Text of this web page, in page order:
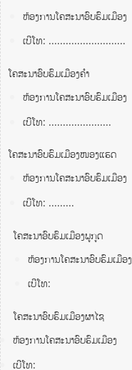
ຫ້ອງການໂຄສະນາອົບຮົມເມືອງ
ເບີໂທ: ...........................
ໂຄສະນາອົບຮົມເມືອງຄໍາ
ຫ້ອງການໂຄສະນາອົບຮົມເມືອງ
ເບີໂທ: ......................
ໂຄສະນາອົບຮົມເມືອງໜອງແຮດ
ຫ້ອງການໂຄສະນາອົບຮົມເມືອງ
ເບີໂທ: .........
ໂຄສະນາອົບຮົມເມືອງພູກູດ
ຫ້ອງການໂຄສະນາອົບຮົມເມືອງ
ເບີໂທ:
ໂຄສະນາອົບຮົມເມືອງຜາໄຊ
ຫ້ອງການໂຄສະນາອົບຮົມເມືອງ
ເບີໂທ: